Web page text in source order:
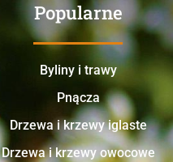
Popularne
Byliny i trawy
Pnącza
Drzewa i krzewy iglaste
Drzewa i krzewy owocowe